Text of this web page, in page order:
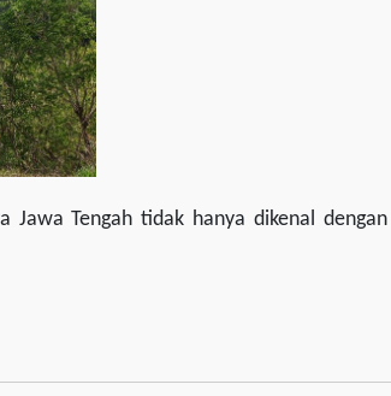
Tengah tidak hanya dikenal